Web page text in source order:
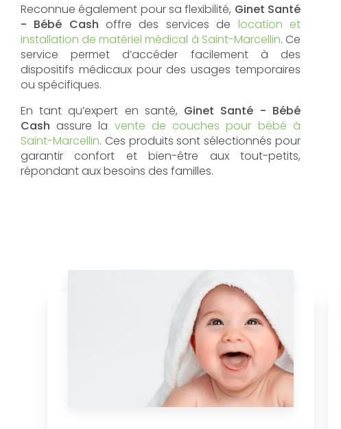
Reconnue également pour sa flexibilité, Ginet Santé
- Bébé Cash offre des services de location et
installation de matériel médical à Saint-Marcellin. Ce
service permet d’accéder facilement à des
dispositifs médicaux pour des usages temporaires
ou spécifiques.
En tant qu’expert en santé, Ginet Santé - Bébé
Cash assure la vente de couches pour bébé à
Saint-Marcellin. Ces produits sont sélectionnés pour
garantir confort et bien-être aux tout-petits,
répondant aux besoins des familles.